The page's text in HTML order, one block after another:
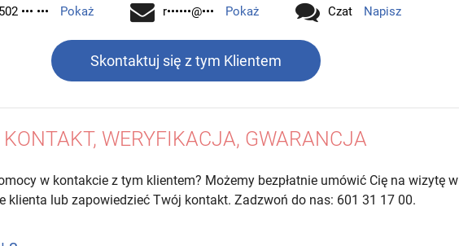
502 ••• ••• Pokaż r••••••@••• Pokaż Czat Napisz
Skontaktuj się z tym Klientem
KONTAKT, WERYFIKACJA, GWARANCJA
w kontakcie z tym klientem? Możemy bezpłatnie umówić Cię na wizytę w
klienta lub zapowiedzieć Twój kontakt. Zadzwoń do nas: 601 31 17 00.